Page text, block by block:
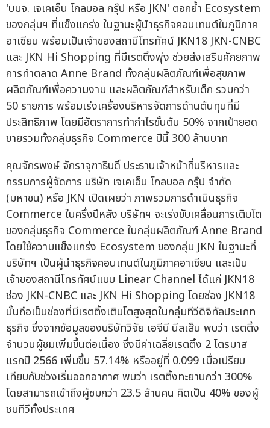
'บมจ. เจเคเอ็น โกลบอล กรุ๊ป หรือ JKN' ตอกย้ำ Ecosystem
ของกลุ่มฯ ที่แข็งแกร่ง ในฐานะผู้นำธุรกิจคอนเทนต์ในภูมิภาค
อาเซียน พร้อมเป็นเจ้าของสถานีโทรทัศน์ JKN18 JKN-CNBC
และ JKN Hi Shopping ที่มีเรตติ้งพุ่ง ช่วยส่งเสริมศักยภาพ
การทำตลาด Anne Brand ทั้งกลุ่มผลิตภัณฑ์เพื่อสุขภาพ
ผลิตภัณฑ์เพื่อความงาม และผลิตภัณฑ์สำหรับเด็ก รวมกว่า
50 รายการ พร้อมเร่งเครื่องบริหารจัดการด้านต้นทุนที่มี
ประสิทธิภาพ โดยมีอัตราการทำกำไรขั้นต้น 50% จากเป้ายอด
ขายรวมทั้งกลุ่มธุรกิจ Commerce ปีนี้ 300 ล้านบาท
คุณจักรพงษ์ จักราจุฑาธิบดิ์ ประธานเจ้าหน้าที่บริหารและ
กรรมการผู้จัดการ บริษัท เจเคเอ็น โกลบอล กรุ๊ป จำกัด
(มหาชน) หรือ JKN เปิดเผยว่า ภาพรวมการดำเนินธุรกิจ
Commerce ในครึ่งปีหลัง บริษัทฯ จะเร่งขับเคลื่อนการเติบโต
ของกลุ่มธุรกิจ Commerce ในกลุ่มผลิตภัณฑ์ Anne Brand
โดยใช้ความแข็งแกร่ง Ecosystem ของกลุ่ม JKN ในฐานะที่
บริษัทฯ เป็นผู้นำธุรกิจคอนเทนต์ในภูมิภาคอาเซียน และเป็น
เจ้าของสถานีโทรทัศน์แบบ Linear Channel ได้แก่ JKN18
ช่อง JKN-CNBC และ JKN Hi Shopping โดยช่อง JKN18
นั้นถือเป็นช่องที่มีเรตติ้งเติบโตสูงสุดในกลุ่มทีวีดิจิทัลประเภท
ธุรกิจ ซึ่งจากข้อมูลของบริษัทวิจัย เอจีบี นีลเส็น พบว่า เรตติ้ง
จำนวนผู้ชมเพิ่มขึ้นต่อเนื่อง ซึ่งมีค่าเฉลี่ยเรตติ้ง 2 ไตรมาส
แรกปี 2566 เพิ่มขึ้น 57.14% หรืออยู่ที่ 0.099 เมื่อเปรียบ
เทียบกับช่วงเริ่มออกอากาศ พบว่า เรตติ้งทะยานกว่า 300%
โดยสามารถเข้าถึงผู้ชมกว่า 23.5 ล้านคน คิดเป็น 40% ของผู้
ชมทีวีทั้งประเทศ